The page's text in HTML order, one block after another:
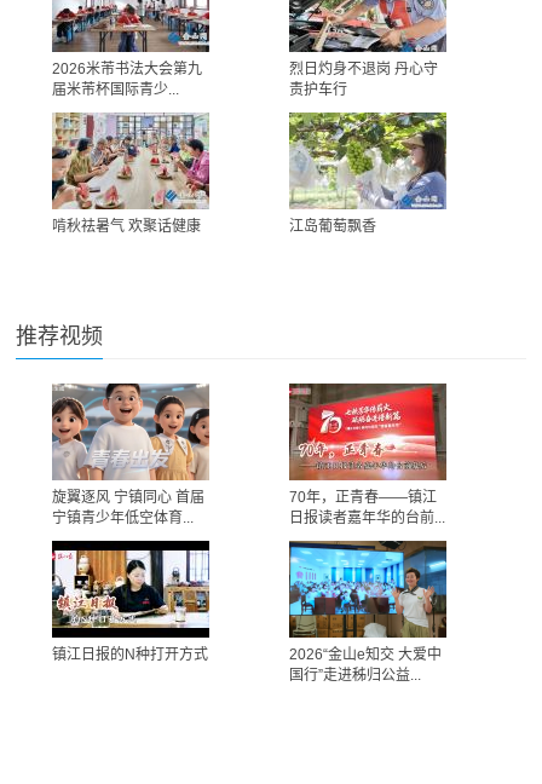
2026米芾书法大会第九
届米芾杯国际青少...
烈日灼身不退岗 丹心守
责护车行
啃秋祛暑气 欢聚话健康 江岛葡萄飘香
推荐视频
旋翼逐风 宁镇同心 首届
宁镇青少年低空体育...
70年，正青春——镇江
日报读者嘉年华的台前...
镇江日报的N种打开方式
2026“金山e知交 大爱中
国行”走进秭归公益...